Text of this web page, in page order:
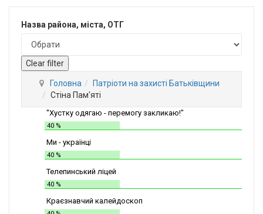
Назва района, міста, ОТГ
Clear filter
Головна
Патріоти на захисті Батьківщини
Стіна Пам'яті
"Хустку одягаю - перемогу закликаю!"
40 %
Ми - українці
40 %
Телепинський ліцей
40 %
Краєзнавчий калейдоскоп